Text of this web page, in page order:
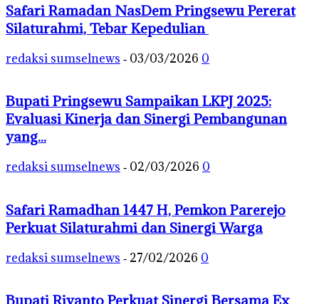
Safari Ramadan NasDem Pringsewu Pererat
Silaturahmi, Tebar Kepedulian
redaksi sumselnews - 03/03/2026 0
Bupati Pringsewu Sampaikan LKPJ 2025:
Evaluasi Kinerja dan Sinergi Pembangunan
yang...
redaksi sumselnews - 02/03/2026 0
Safari Ramadhan 1447 H, Pemkon Parerejo
Perkuat Silaturahmi dan Sinergi Warga
redaksi sumselnews - 27/02/2026 0
Bupati Riyanto Perkuat Sinergi Bersama Ex